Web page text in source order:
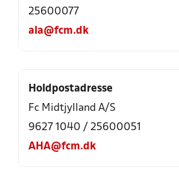
25600077
ala@fcm.dk
Holdpostadresse
Fc Midtjylland A/S
9627 1040 / 25600051
AHA@fcm.dk